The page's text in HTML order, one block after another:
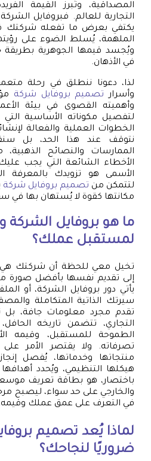
المصداقية، وتُبرز القيمة
التجارية للعالم. فبروفايل
يكتفي بعرض ما تفعله
الملهمة، يُسلط الضوء على
ويُجسد قيمها الجوهرية بطريقة
في الأذهان.
لذا، دعونا ننطلق في رحلة
وأسرار تصميم بروفايل شركة
وأهميته القصوى في بيئة
لتفصيل مكوناته الأساسية
الخطوات العملية والفعالة
نتوقف عند هذا الحد، بل
الممارسات والنصائح
الأخطاء الشائعة التي يجب
الأسمى هو تزويدك بالمعرفة
لتتمكن من تصميم بروفايل شركة
مكانتها كقوة لا يُستهان بها في
ما هو بروفايل الشركة
لمستقبل عملك؟
تخيل معي للحظة أن شركتك
إلى تقديم نفسها بأفضل صورة
يأتي دور بروفايل الشركة، أو
سيرتك الذاتية المتكاملة
تقدم مجرد معلومات جافة، بل
التجاري، تتضمن تاريخه
الطموحة للمستقبل، وقيمه
تصرفاته. ولا يقتصر الأمر
منتجاتها وخدماتها، يُفصل
هيكلها التنظيمي، ويُحدد
باختصار، هو بطاقة تعريف
والخارجي على حد سواء، ليصبح
في التعرف على عمق عملك وقيمه.
لماذا يُعد تصميم
ضروريًا لنجاحك؟